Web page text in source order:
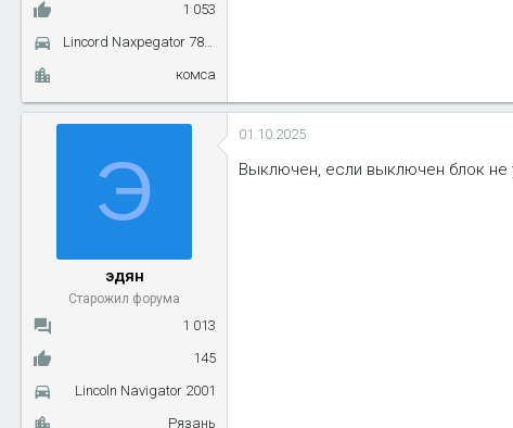
1 053
Lincord Naxpegator 7899
комса
Э
эдян
Старожил форума
1 013
145
Lincoln Navigator 2001
Рязань
01.10.2025
Выключен, если выключен блок не